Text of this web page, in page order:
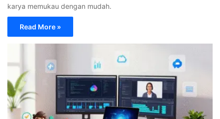
karya memukau dengan mudah.
Read More »